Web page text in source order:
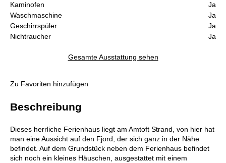
Kaminofen
Ja
Waschmaschine
Ja
Geschirrspüler
Ja
Nichtraucher
Ja
Gesamte Ausstattung sehen
Zu Favoriten hinzufügen
Beschreibung
Dieses herrliche Ferienhaus liegt am Amtoft Strand, von hier hat
man eine Aussicht auf den Fjord, der sich ganz in der Nähe
befindet. Auf dem Grundstück neben dem Ferienhaus befindet
sich noch ein kleines Häuschen, ausgestattet mit einem